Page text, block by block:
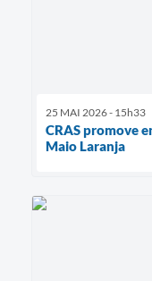
25 MAI 2026 - 15h33
CRAS promove
Maio Laranja